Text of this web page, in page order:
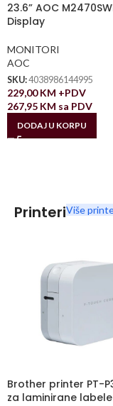
23.6” AOC
Display
MONITORI
AOC
SKU:4038986144995
229,00KM +PDV
267,95 KM sa PDV
DODAJ U KORPU
PrinteriViše
Brother printer PT-
za laminirane labele